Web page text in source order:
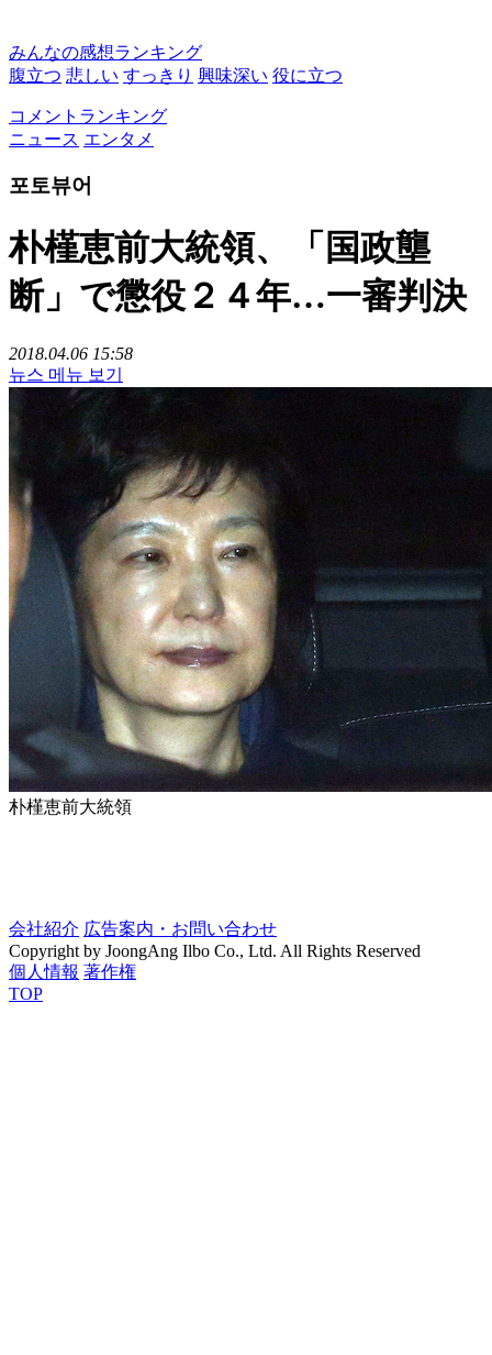
みんなの感想ランキング
腹立つ 悲しい すっきり 興味深い 役に立つ
コメントランキング
ニュース エンタメ
포토뷰어
朴槿恵前大統領、「国政壟
断」で懲役２４年…一審判決
2018.04.06 15:58
뉴스 메뉴 보기
朴槿恵前大統領
会社紹介 広告案内・お問い合わせ
Copyright by JoongAng Ilbo Co., Ltd. All Rights Reserved
個人情報 著作権
TOP